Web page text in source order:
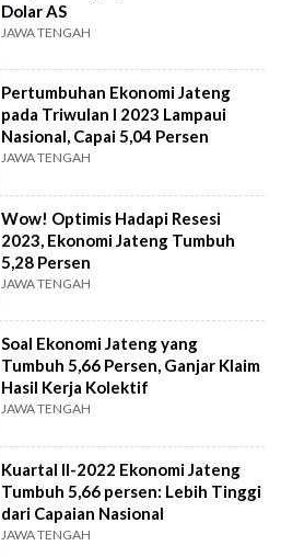
Dolar AS
JAWA TENGAH
Pertumbuhan Ekonomi Jateng
pada Triwulan I 2023 Lampaui
Nasional, Capai 5,04 Persen
JAWA TENGAH
Wow! Optimis Hadapi Resesi
2023, Ekonomi Jateng Tumbuh
5,28 Persen
JAWA TENGAH
Soal Ekonomi Jateng yang
Tumbuh 5,66 Persen, Ganjar Klaim
Hasil Kerja Kolektif
JAWA TENGAH
Kuartal II-2022 Ekonomi Jateng
Tumbuh 5,66 persen: Lebih Tinggi
dari Capaian Nasional
JAWA TENGAH